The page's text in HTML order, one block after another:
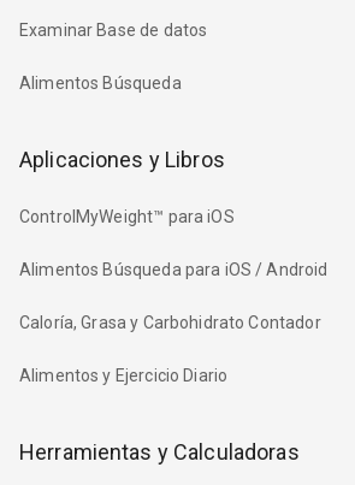
Examinar Base de datos
Alimentos Búsqueda
Aplicaciones y Libros
ControlMyWeight™ para iOS
Alimentos Búsqueda para iOS / Android
Caloría, Grasa y Carbohidrato Contador
Alimentos y Ejercicio Diario
Herramientas y Calculadoras